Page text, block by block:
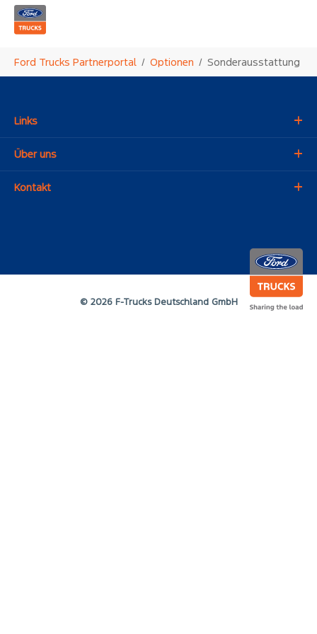
Ford Trucks Partnerportal Optionen Sonderausstattung
Links
Über uns
Kontakt
© 2026 F-Trucks Deutschland GmbH